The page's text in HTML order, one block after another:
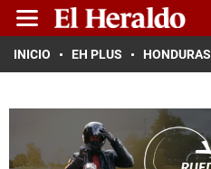
INICIO EH PLUS HONDURAS